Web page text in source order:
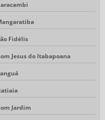
Fidélis
Jesus do Itabapoana
Jardim